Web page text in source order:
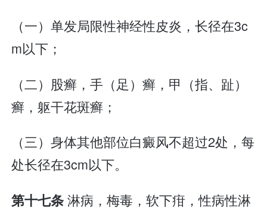
（一）单发局限性神经性皮炎，长径在3c
m以下；
（二）股癣，手（足）癣，甲（指、趾）
癣，躯干花斑癣；
（三）身体其他部位白癜风不超过2处，每
处长径在3cm以下。
第十七条淋病，梅毒，软下疳，性病性淋